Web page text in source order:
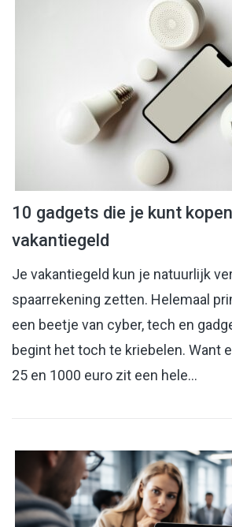
10 gadgets die je kunt
vakantiegeld
Je vakantiegeld kun je natuurlijk
spaarrekening zetten. Helemaal
een beetje van cyber, tech en
begint het toch te kriebelen. Want
25 en 1000 euro zit een hele…